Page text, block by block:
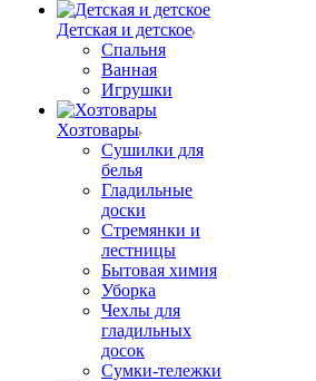
Детская и детское
Спальня
Ванная
Игрушки
Хозтовары
Сушилки для
белья
Гладильные
доски
Стремянки и
лестницы
Бытовая химия
Уборка
Чехлы для
гладильных
досок
Сумки-тележки